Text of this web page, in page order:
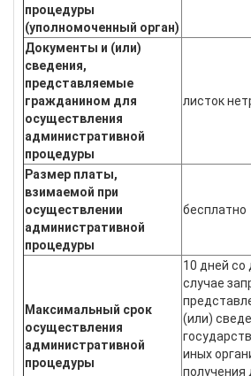
процедуры
(уполномоченный орган)
Документы и (или)
сведения,
представляемые
гражданином для
осуществления
административной
процедуры
листок
Размер платы,
взимаемой при
осуществлении
административной
процедуры
бесплатно
Максимальный срок
осуществления
административной
процедуры
10 дней со
случае
(или)
иных
получения